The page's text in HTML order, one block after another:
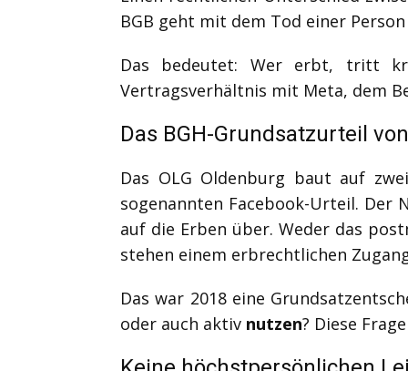
BGB geht mit dem Tod einer
Das bedeutet: Wer erbt, tritt
Vertragsverhältnis mit Meta, dem
Das BGH-Grundsatzurteil
Das OLG Oldenburg baut auf
sogenannten Facebook-Urteil. Der
auf die Erben über. Weder das
stehen einem erbrechtlichen
Das war 2018 eine
oder auch aktiv nutzen? Diese